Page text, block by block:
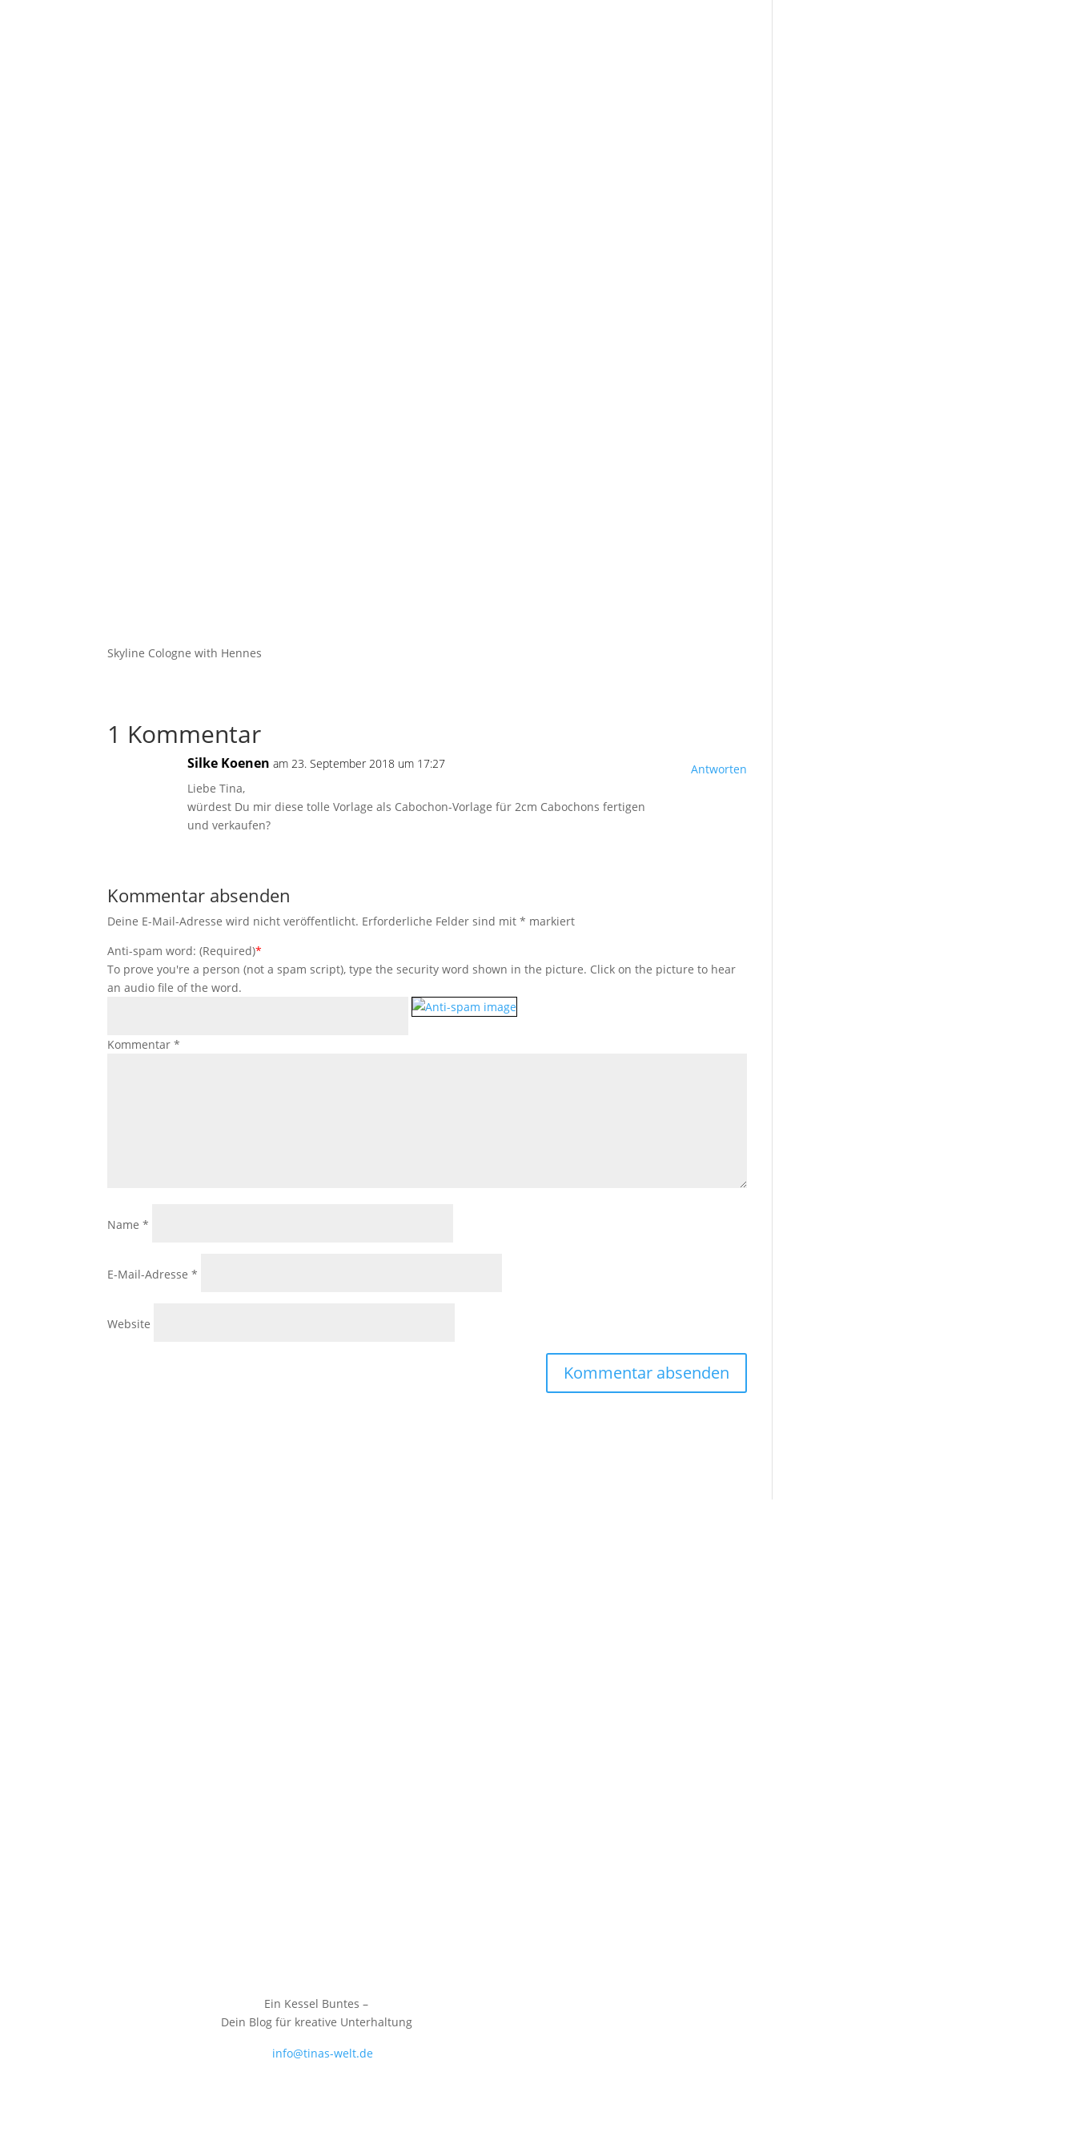
Skyline Cologne with Hennes
1 Kommentar
Silke Koenen am 23. September 2018 um 17:27
Liebe Tina,
würdest Du mir diese tolle Vorlage als Cabochon-Vorlage für 2cm Cabochons fertigen
und verkaufen?
Antworten
Kommentar absenden
Deine E-Mail-Adresse wird nicht veröffentlicht. Erforderliche Felder sind mit* markiert
Anti-spam word: (Required)*
To prove you're a person (not a spam script), type the security word shown in the picture. Click on the picture to hear
an audio file of the word.
Kommentar*
Name*
E-Mail-Adresse*
Website
Ein Kessel Buntes –
Dein Blog für kreative Unterhaltung
info@tinas-welt.de